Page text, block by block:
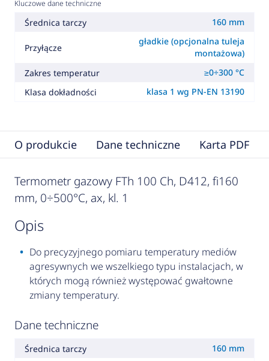
Kluczowe dane techniczne
Średnica tarczy 160 mm
Przyłącze
gładkie (opcjonalna tuleja
montażowa)
Zakres temperatur
≥0÷300 °C
Klasa dokładności
klasa 1 wg PN-EN 13190
O produkcie Dane techniczne Karta PDF
Termometr gazowy FTh 100 Ch, D412, fi160
mm, 0÷500°C, ax, kl. 1
opis
Do precyzyjnego pomiaru temperatury mediów
agresywnych we wszelkiego typu instalacjach, w
których mogą również występować gwałtowne
zmiany temperatury.
Dane techniczne
Średnica tarczy 160 mm